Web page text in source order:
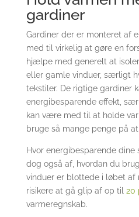
gardiner
Gardiner der er monteret af
med til virkelig at gøre en
hjælpe med generelt at
eller gamle vinduer, særligt
tekstiler. De rigtige gardiner
energibesparende effekt,
kan være med til at holde
bruge så mange penge på
Hvor energibesparende
dog også af, hvordan du
vinduer er blottede i løbet af
risikere at gå glip af op til 20
varmeregnskab.